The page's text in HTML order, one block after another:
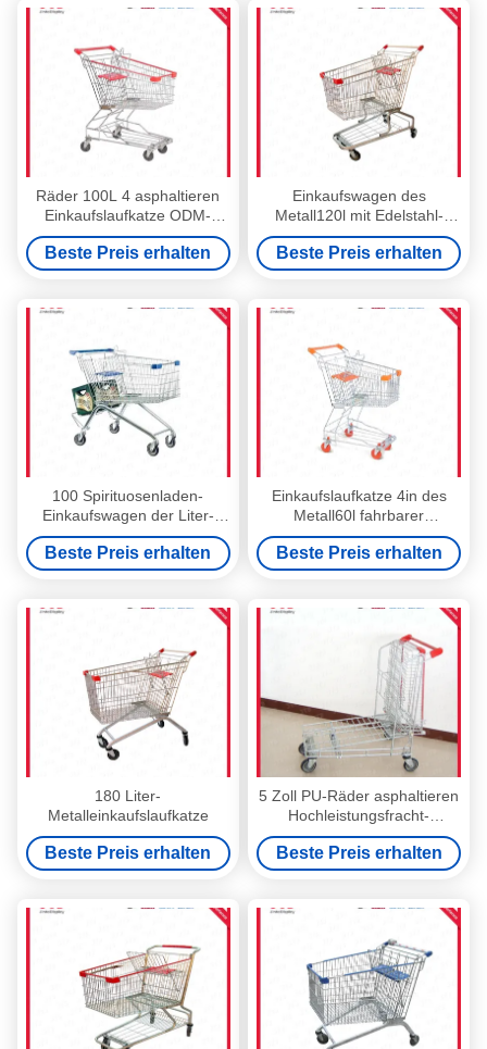
Räder 100L 4 asphaltieren
Einkaufslaufkatze ODM-
Edelstahl-Einkaufswagen
Beste Preis erhalten
Einkaufswagen des
Metall120l mit Edelstahl-
Einkaufslaufkatze der Rad-
900mm
Beste Preis erhalten
100 Spirituosenladen-
Einkaufswagen der Liter-
Metalleinkaufslaufkatzen-
22.5in
Beste Preis erhalten
Einkaufslaufkatze 4in des
Metall60l fahrbarer
Laufkatzen-Wagen PVCs vier
Beste Preis erhalten
180 Liter-
Metalleinkaufslaufkatze
Beste Preis erhalten
5 Zoll PU-Räder asphaltieren
Hochleistungsfracht-
Laufkatze der
Einkaufslaufkatzen-240L
Beste Preis erhalten